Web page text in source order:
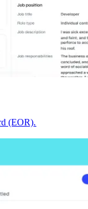
(EOR).​​